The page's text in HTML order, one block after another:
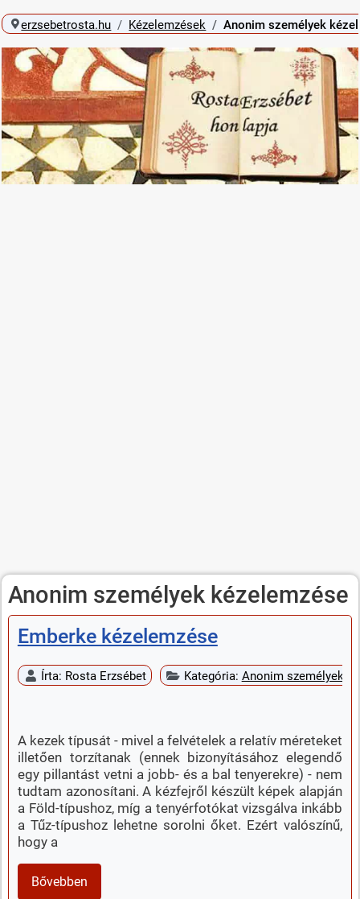
erzsebetrosta.hu Kézelemzések Anonim személyek
Anonim személyek kézelemzése
Emberke kézelemzése
Írta: Rosta Erzsébet Kategória: Anonim személyek
A kezek típusát - mivel a felvételek a relatív méreteket
illetően torzítanak (ennek bizonyításához elegendő
egy pillantást vetni a jobb- és a bal tenyerekre) - nem
tudtam azonosítani. A kézfejről készült képek alapján
a Föld-típushoz, míg a tenyérfotókat vizsgálva inkább
a Tűz-típushoz lehetne sorolni őket. Ezért valószínű,
hogy a
Bővebben